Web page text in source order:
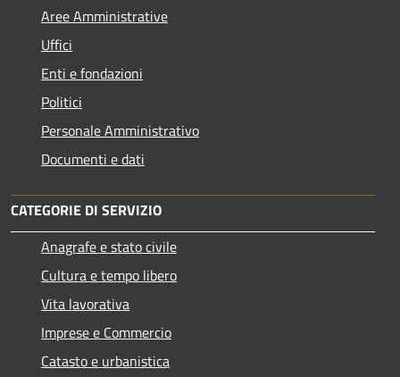
Aree Amministrative
Uffici
Enti e fondazioni
Politici
Personale Amministrativo
Documenti e dati
CATEGORIE DI SERVIZIO
Anagrafe e stato civile
Cultura e tempo libero
Vita lavorativa
Imprese e Commercio
Catasto e urbanistica